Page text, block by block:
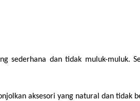
sederhana dan tidak muluk-muluk.
aksesori yang natural dan